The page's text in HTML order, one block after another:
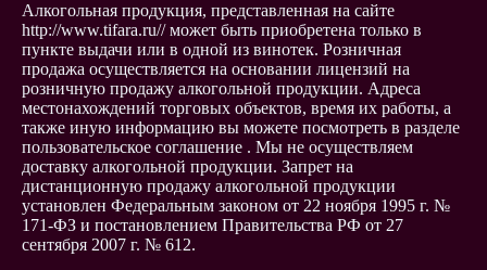
Алкогольная продукция, представленная на сайте
http://www.tifara.ru// может быть приобретена только в
пункте выдачи или в одной из винотек. Розничная
продажа осуществляется на основании лицензий на
розничную продажу алкогольной продукции. Адреса
местонахождений торговых объектов, время их работы, а
также иную информацию вы можете посмотреть в разделе
пользовательское соглашение . Мы не осуществляем
доставку алкогольной продукции. Запрет на
дистанционную продажу алкогольной продукции
установлен Федеральным законом от 22 ноября 1995 г. №
171-ФЗ и постановлением Правительства РФ от 27
сентября 2007 г. № 612.